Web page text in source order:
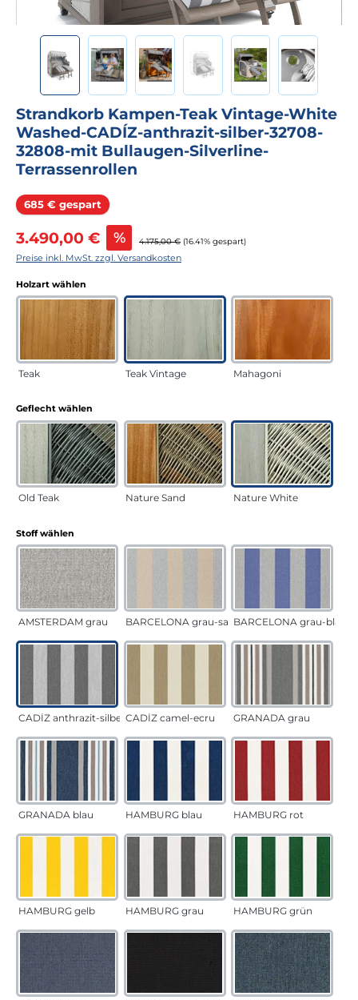
Strandkorb Kampen-Teak Vintage-White
Washed-CADÍZ-anthrazit-silber-32708-
32808-mit Bullaugen-Silverline-
Terrassenrollen
685 € gespart Rabatt
Verkaufspreis:
3.490,00 € % Regulärer Preis:
4.175,00 € (16.41% gespart)
Preise inkl. MwSt. zzgl. Versandkosten
Holzart wählen
Teak Teak Vintage Mahagoni
Geflecht wählen
Old Teak Nature Sand Nature White
Stoff wählen
AMSTERDAM grau BARCELONA grau-sandBARCELONA grau-blau
CADÍZ anthrazit-silber CADÍZ camel-ecru GRANADA grau
GRANADA blau HAMBURG blau HAMBURG rot
HAMBURG gelb HAMBURG grau HAMBURG grün